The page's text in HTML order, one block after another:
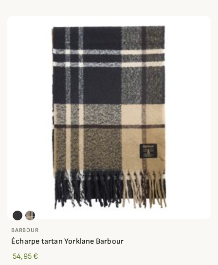
BARBOUR
Écharpe tartan Yorklane Barbour
54,95 €